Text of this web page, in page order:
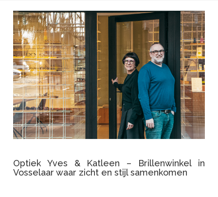
Optiek Yves & Katleen – Brillenwinkel in
Vosselaar waar zicht en stijl samenkomen